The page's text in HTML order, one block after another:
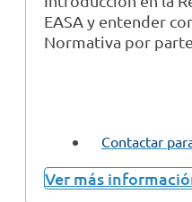
EASA y entender
Normativa por
Contactar
Ver más